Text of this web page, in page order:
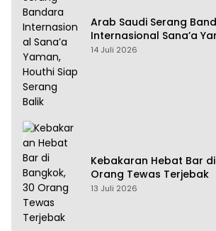
Arab Saudi Serang
Internasional Sana’a
Siap Serang Balik
14 Juli 2026
Kebakaran Hebat Bar
Orang Tewas Terjebak
13 Juli 2026